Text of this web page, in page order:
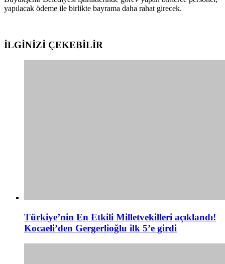
yapılacak ödeme ile birlikte bayrama daha rahat girecek.
İLGİNİZİ ÇEKEBİLİR
Türkiye’nin En Etkili Milletvekilleri açıklandı!
Kocaeli’den Gergerlioğlu ilk 5’e girdi